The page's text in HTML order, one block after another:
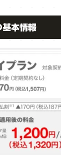
基本情報